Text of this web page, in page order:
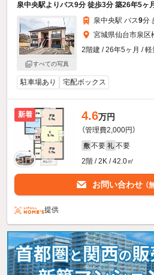
泉中央駅よりバス9分 徒歩3分 築26年5ヶ
すべての写真
泉中央駅 バス9分
宮城県仙台市泉区
2階建 / 26年5ヶ月 / 軽
駐車場あり 宅配ボックス
新着 4.6万円
（管理費2,000円）
敷 不要 礼 不要
2階 / 2K / 42.0㎡
お問い合わせ （
提供